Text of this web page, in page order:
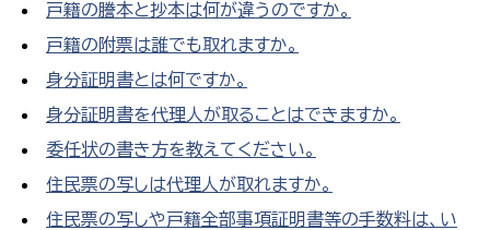
戸籍の謄本と抄本は何が違うのですか。
戸籍の附票は誰でも取れますか。
身分証明書とは何ですか。
身分証明書を代理人が取ることはできますか。
委任状の書き方を教えてください。
住民票の写しは代理人が取れますか。
住民票の写しや戸籍全部事項証明書等の手数料は、い